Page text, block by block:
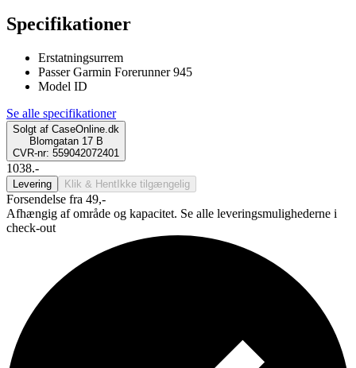
Specifikationer
Erstatningsurrem
Passer Garmin Forerunner 945
Model ID
Se alle specifikationer
Solgt af CaseOnline.dk
Blomgatan 17 B
CVR-nr: 559042072401
1038.-
Levering Klik & Hent Ikke tilgængelig
Forsendelse fra 49,-
Afhængig af område og kapacitet. Se alle leveringsmulighederne i
check-out